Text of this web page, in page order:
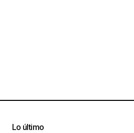
Lo último